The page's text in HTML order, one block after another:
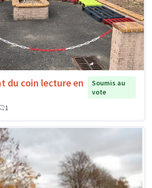
du coin lecture en
Soumis au
vote
1